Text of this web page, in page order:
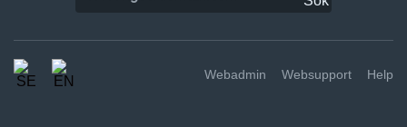
Webadmin Websupport Help